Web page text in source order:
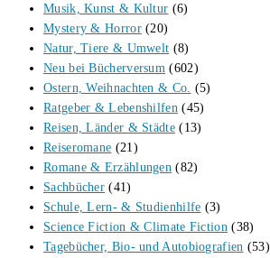
Musik, Kunst & Kultur (6)
Mystery & Horror (20)
Natur, Tiere & Umwelt (8)
Neu bei Bücherversum (602)
Ostern, Weihnachten & Co. (5)
Ratgeber & Lebenshilfen (45)
Reisen, Länder & Städte (13)
Reiseromane (21)
Romane & Erzählungen (82)
Sachbücher (41)
Schule, Lern- & Studienhilfe (3)
Science Fiction & Climate Fiction (38)
Tagebücher, Bio- und Autobiografien (53)